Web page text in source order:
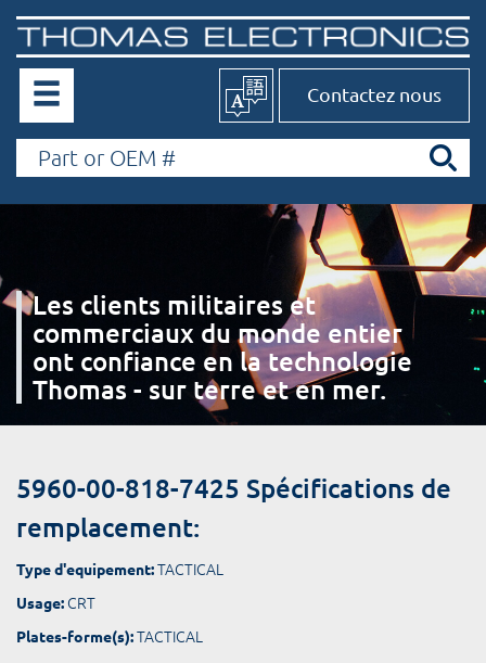
Contactez nous
Les clients militaires et
commerciaux du monde entier
ont confiance en la technologie
Thomas - sur terre et en mer.
5960-00-818-7425 Spécifications de
remplacement:
Type d'equipement:TACTICAL
Usage: CRT
Plates-forme(s):TACTICAL